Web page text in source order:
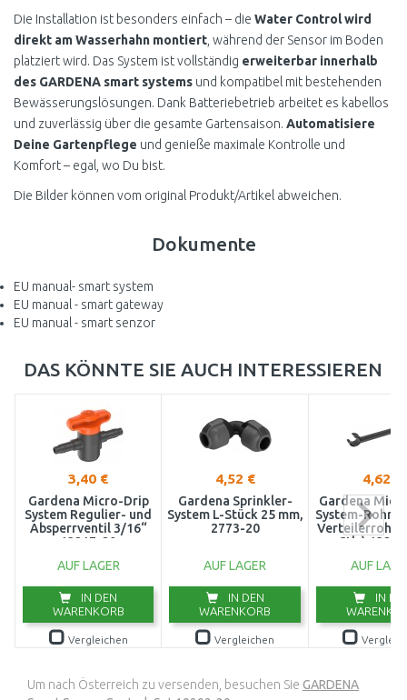
Die Installation ist besonders einfach – die Water Control wird
direkt am Wasserhahn montiert , während der Sensor im Boden
platziert wird. Das System ist vollständig erweiterbar innerhalb
des GARDENA smart systems und kompatibel mit bestehenden
Bewässerungslösungen. Dank Batteriebetrieb arbeitet es kabellos
und zuverlässig über die gesamte Gartensaison. Automatisiere
Deine Gartenpflege und genieße maximale Kontrolle und
Komfort – egal, wo Du bist.
Die Bilder können vom original Produkt/Artikel abweichen.
Dokumente
EU manual- smart system
EU manual - smart gateway
EU manual - smart senzor
DAS KÖNNTE SIE AUCH INTERESSIEREN
3,40 €
Gardena Micro-Drip
System Regulier- und
Absperrventil 3/16“
13217-20
AUF LAGER
IN DEN
WARENKORB
Vergleichen
4,52 €
Gardena Sprinkler-
System L-Stück 25 mm,
2773-20
AUF LAGER
IN DEN
WARENKORB
Vergleichen
4,62 €
Gardena
System-
Verteilerrohr
Stk.)
AUF
IN
Um nach Österreich zu versenden, besuchen Sie GARDENA